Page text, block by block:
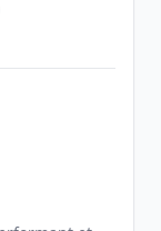
par Email